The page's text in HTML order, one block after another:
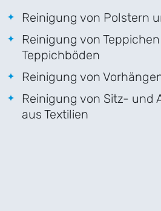
Reinigung von Polstern
Reinigung von
Teppichböden
Reinigung von
Reinigung von Sitz- und
aus Textilien